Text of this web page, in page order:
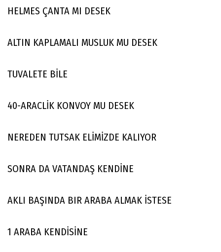
HELMES ÇANTA MI DESEK
ALTIN KAPLAMALI MUSLUK MU DESEK
TUVALETE BİLE
40-ARACLİK KONVOY MU DESEK
NEREDEN TUTSAK ELİMİZDE KALIYOR
SONRA DA VATANDAŞ KENDİNE
AKLI BAŞINDA BIR ARABA ALMAK İSTESE
1 ARABA KENDİSİNE